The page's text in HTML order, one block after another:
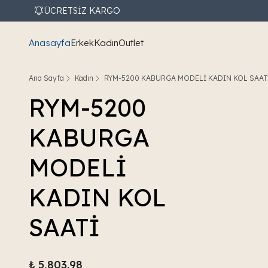
ÜCRETSİZ KARGO
AnasayfaErkekKadınOutlet
Ana Sayfa Kadın RYM-5200 KABURGA MODELİ KADIN KOL
RYM-5200
KABURGA
MODELİ
KADIN KOL
SAATİ
₺ 5,803.98